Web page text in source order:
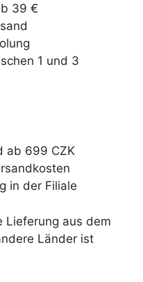
39 €
1 und 3
ab 699 CZK
in der Filiale
Lieferung aus dem
Länder ist